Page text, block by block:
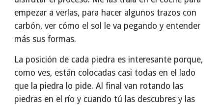
empezar a verlas, para hacer algunos trazos con
carbón, ver cómo el sol le va pegando y entender
más sus formas.
La posición de cada piedra es interesante porque,
como ves, están colocadas casi todas en el lado
que la piedra lo pide. Al final van rotando las
piedras en el río y cuando tú las descubres y las